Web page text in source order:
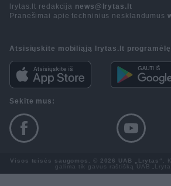
lrytas.lt redakcija news@lrytas.lt
Pranešimai apie techninius nesklandumus
Atsisiųskite mobiliąją lrytas.lt programėlę
Sekite mus:
Visos teisės saugomos. © 2026 UAB „Lrytas“.
galima tik gavus raštišką UAB